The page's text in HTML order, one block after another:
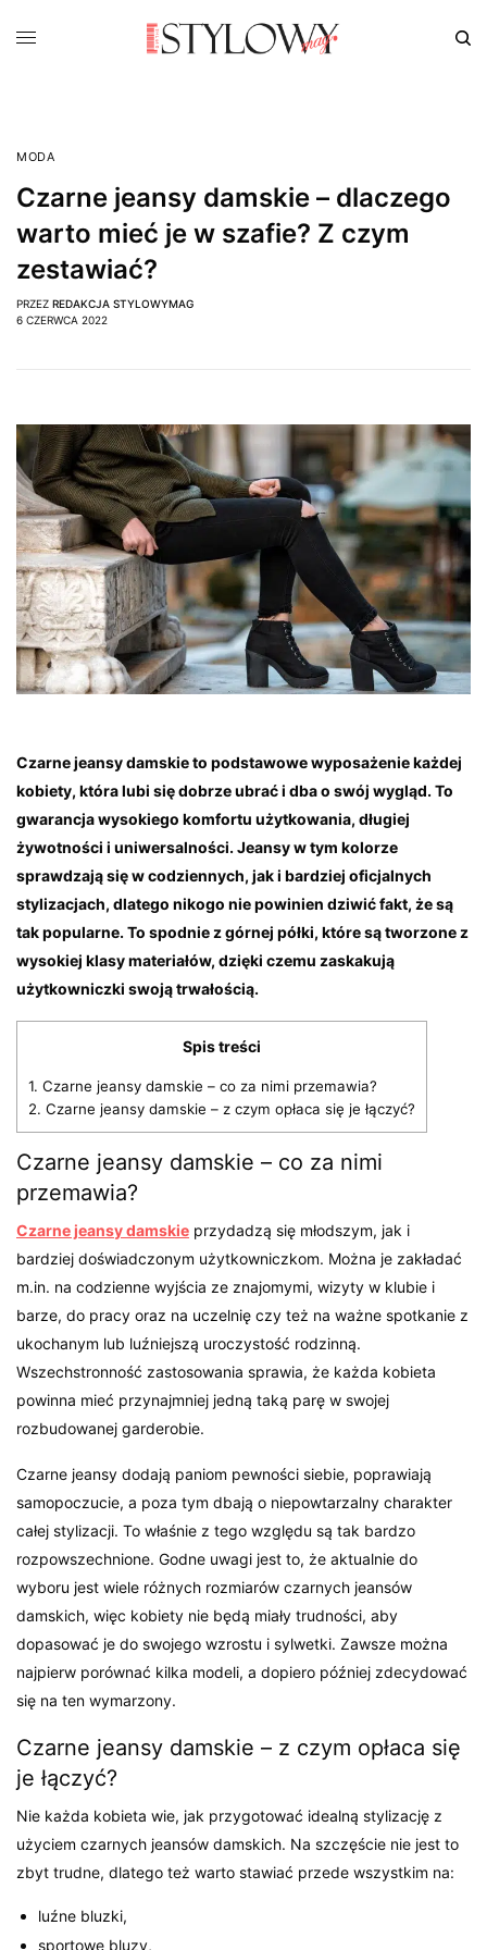
MODA
Czarne jeansy damskie – dlaczego
warto mieć je w szafie? Z czym
zestawiać?
PRZEZ REDAKCJA STYLOWYMAG
6 CZERWCA 2022
Czarne jeansy damskie to podstawowe wyposażenie każdej
kobiety, która lubi się dobrze ubrać i dba o swój wygląd. To
gwarancja wysokiego komfortu użytkowania, długiej
żywotności i uniwersalności. Jeansy w tym kolorze
sprawdzają się w codziennych, jak i bardziej oficjalnych
stylizacjach, dlatego nikogo nie powinien dziwić fakt, że są
tak popularne. To spodnie z górnej półki, które są tworzone z
wysokiej klasy materiałów, dzięki czemu zaskakują
użytkowniczki swoją trwałością.
Spis treści
1. Czarne jeansy damskie – co za nimi przemawia?
2. Czarne jeansy damskie – z czym opłaca się je łączyć?
Czarne jeansy damskie – co za nimi
przemawia?
Czarne jeansy damskie przydadzą się młodszym, jak i
bardziej doświadczonym użytkowniczkom. Można je zakładać
m.in. na codzienne wyjścia ze znajomymi, wizyty w klubie i
barze, do pracy oraz na uczelnię czy też na ważne spotkanie z
ukochanym lub luźniejszą uroczystość rodzinną.
Wszechstronność zastosowania sprawia, że każda kobieta
powinna mieć przynajmniej jedną taką parę w swojej
rozbudowanej garderobie.
Czarne jeansy dodają paniom pewności siebie, poprawiają
samopoczucie, a poza tym dbają o niepowtarzalny charakter
całej stylizacji. To właśnie z tego względu są tak bardzo
rozpowszechnione. Godne uwagi jest to, że aktualnie do
wyboru jest wiele różnych rozmiarów czarnych jeansów
damskich, więc kobiety nie będą miały trudności, aby
dopasować je do swojego wzrostu i sylwetki. Zawsze można
najpierw porównać kilka modeli, a dopiero później zdecydować
się na ten wymarzony.
Czarne jeansy damskie – z czym opłaca się
je łączyć?
Nie każda kobieta wie, jak przygotować idealną stylizację z
użyciem czarnych jeansów damskich. Na szczęście nie jest to
zbyt trudne, dlatego też warto stawiać przede wszystkim na:
luźne bluzki,
sportowe bluzy,